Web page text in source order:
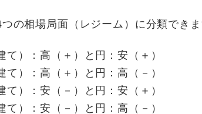
の相場局面（レジーム）に分類できま
）：高（＋）と円：安（＋）
）：高（＋）と円：高（－）
）：安（－）と円：安（＋）
）：安（－）と円：高（－）